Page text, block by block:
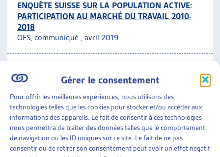
Gérer le consentement
Pour offrir les meilleures expériences, nous utilisons des
technologies telles que les cookies pour stocker et/ou accéder aux
informations des appareils. Le fait de consentir à ces technologies
nous permettra de traiter des données telles que le comportement
de navigation ou les ID uniques sur ce site. Le fait de ne pas
consentir ou de retirer son consentement peut avoir un effet négatif
ENQUÊTE SUISSE SUR LA POPULATION ACTIVE:
PARTICIPATION AU MARCHÉ DU TRAVAIL 2010-
2018
OFS, communiqué , avril 2019
LA POPULATION SUISSE PARTICIPE ENCORE
DAVANTAGE AU MARCHÉ DU TRAVAIL
OFS, communiqué de presse, avril 2019